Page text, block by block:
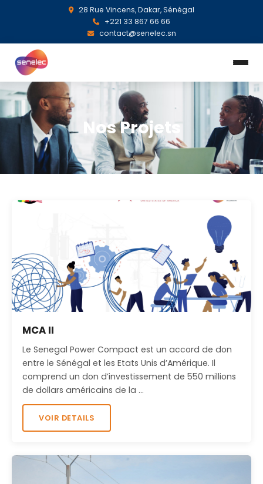
28 Rue Vincens, Dakar, Sénégal
+221 33 867 66 66
contact@senelec.sn
Nos Projets
MCA II
Le Senegal Power Compact est un accord de don
entre le Sénégal et les Etats Unis d’Amérique. Il
comprend un don d’investissement de 550 millions
de dollars américains de la …
VOIR DETAILS